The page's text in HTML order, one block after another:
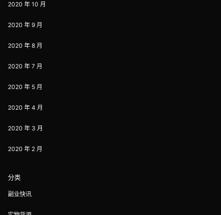
2020 年 10 月
2020 年 9 月
2020 年 8 月
2020 年 7 月
2020 年 5 月
2020 年 4 月
2020 年 3 月
2020 年 2 月
分类
副业快讯